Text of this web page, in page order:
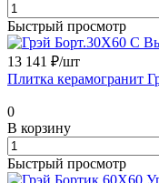
Быстрый просмотр
13 141 ₽/шт
Плитка керамогранит
0
В корзину
Быстрый просмотр